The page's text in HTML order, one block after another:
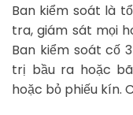
Ban kiểm soát là
tra, giám sát mọi
Ban kiểm soát cố
trị bầu ra hoặc
hoặc bỏ phiếu kín.